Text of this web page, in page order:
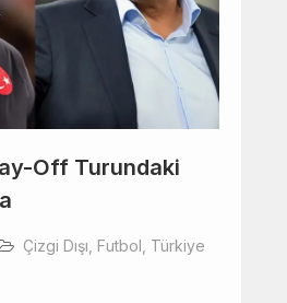
Off Turundaki
Çizgi Dışı Futbol Türkiye